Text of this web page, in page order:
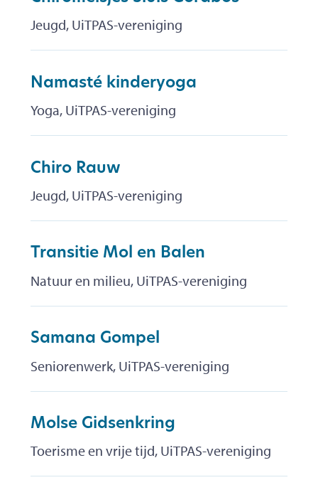
Jeugd, UiTPAS-vereniging
Namasté kinderyoga
Yoga, UiTPAS-vereniging
Chiro Rauw
Jeugd, UiTPAS-vereniging
Transitie Mol en Balen
Natuur en milieu, UiTPAS-vereniging
Samana Gompel
Seniorenwerk, UiTPAS-vereniging
Molse Gidsenkring
Toerisme en vrije tijd, UiTPAS-vereniging